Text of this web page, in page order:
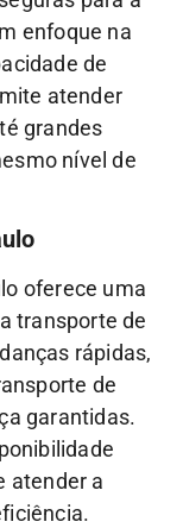
enfoque na
de
atender
grandes
nível de
oferece uma
transporte de
rápidas,
de
garantidas.
atender a